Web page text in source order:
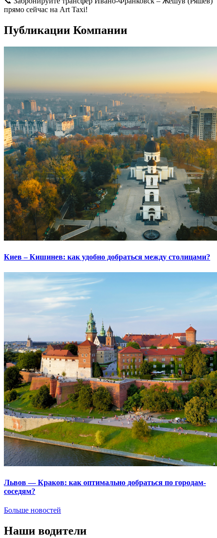
прямо сейчас на Art Taxi!
Публикации Компании
Киев – Кишинев: как удобно добраться между столицами?
Львов — Краков: как оптимально добраться по городам-
соседям?
Больше новостей
Наши водители